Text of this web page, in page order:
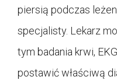
piersią podczas
specjalisty. Lekarz
tym badania krwi,
postawić właściwą